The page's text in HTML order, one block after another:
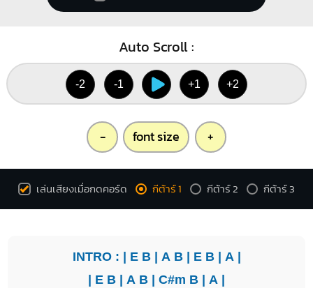
Auto Scroll :
-2 -1 +1 +2
- font size +
เล่นเสียงเมื่อกดคอร์ด กีต้าร์ 1 กีต้าร์ 2 กีต้าร์ 3
INTRO : | E B| A B| E B| A|
| E B | A B | C#m B | A |